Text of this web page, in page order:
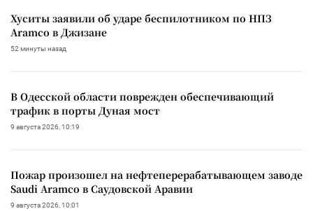
Хуситы заявили об ударе беспилотником по НПЗ
Aramco в Джизане
52 минуты назад
В Одесской области поврежден обеспечивающий
трафик в порты Дуная мост
9 августа 2026, 10:19
Пожар произошел на нефтеперерабатывающем заводе
Saudi Aramco в Саудовской Аравии
9 августа 2026, 10:01